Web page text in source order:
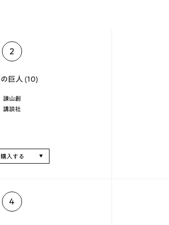
2
巨人 (10)
諫山創
講談社
入する
4